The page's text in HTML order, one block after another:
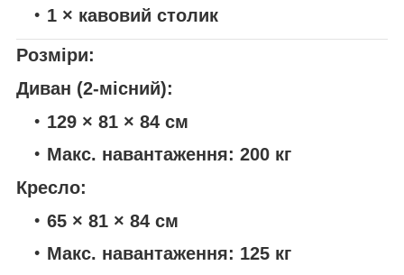
1 × кавовий столик
Розміри:
Диван (2-місний):
129 × 81 × 84 см
Макс. навантаження: 200 кг
Кресло:
65 × 81 × 84 см
Макс. навантаження: 125 кг